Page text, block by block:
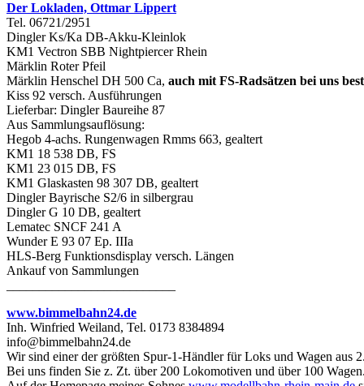
Der Lokladen, Ottmar Lippert
Tel. 06721/2951
Dingler Ks/Ka DB-Akku-Kleinlok
KM1 Vectron SBB Nightpiercer Rhein
Märklin Roter Pfeil
Märklin Henschel DH 500 Ca, auch mit FS-Radsätzen bei uns
Kiss 92 versch. Ausführungen
Lieferbar: Dingler Baureihe 87
Aus Sammlungsauflösung:
Hegob 4-achs. Rungenwagen Rmms 663, gealtert
KM1 18 538 DB, FS
KM1 23 015 DB, FS
KM1 Glaskasten 98 307 DB, gealtert
Dingler Bayrische S2/6 in silbergrau
Dingler G 10 DB, gealtert
Lematec SNCF 241 A
Wunder E 93 07 Ep. IIIa
HLS-Berg Funktionsdisplay versch. Längen
Ankauf von Sammlungen
www.bimmelbahn24.de
Inh. Winfried Weiland, Tel. 0173 8384894
info@bimmelbahn24.de
Wir sind einer der größten Spur-1-Händler für Loks und Wagen aus
Bei uns finden Sie z. Zt. über 200 Lokomotiven und über 100